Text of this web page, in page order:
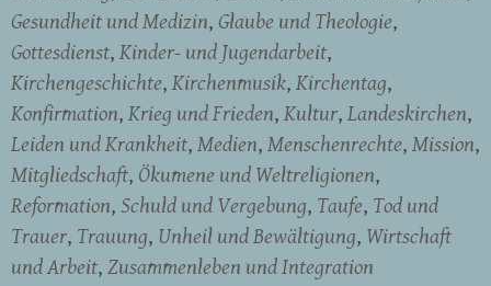
Gesundheit und Medizin Glaube und Theologie
Gottesdienst Kinder- und Jugendarbeit
Kirchengeschichte Kirchenmusik Kirchentag
Konfirmation Krieg und Frieden Kultur Landeskirchen
Leiden und Krankheit Medien Menschenrechte Mission
Mitgliedschaft Ökumene und Weltreligionen
Reformation Schuld und Vergebung Taufe Tod und
Trauer Trauung Unheil und Bewältigung Wirtschaft
und Arbeit Zusammenleben und Integration